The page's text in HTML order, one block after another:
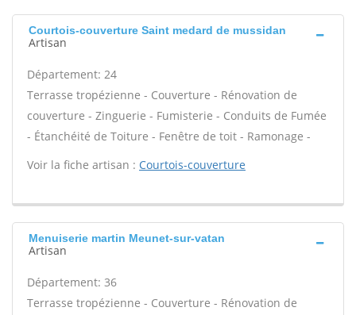
Courtois-couverture Saint medard de mussidan
Artisan
Département: 24
Terrasse tropézienne - Couverture - Rénovation de
couverture - Zinguerie - Fumisterie - Conduits de Fumée
- Étanchéité de Toiture - Fenêtre de toit - Ramonage -
Voir la fiche artisan : Courtois-couverture
Menuiserie martin Meunet-sur-vatan
Artisan
Département: 36
Terrasse tropézienne - Couverture - Rénovation de